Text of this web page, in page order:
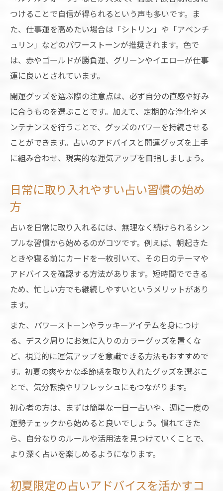
つけることで自信が得られるという声も多いです。ま
た、仕事運を高めたい場合は「シトリン」や「アベンチ
ュリン」などのパワーストーンが推奨されます。色で
は、赤やゴールドが勝負運、グリーンやイエローが仕事
運に良いとされています。
開運グッズを選ぶ際の注意点は、必ず自分の直感や好み
に合うものを選ぶことです。加えて、定期的な浄化やメ
ンテナンスを行うことで、グッズのパワーを持続させる
ことができます。占いのアドバイスと開運グッズを上手
に組み合わせ、現実的な運気アップを目指しましょう。
日常に取り入れやすい占い習慣の始め
方
占いを日常に取り入れるには、無理なく続けられるシン
プルな習慣から始めるのがコツです。例えば、朝起きた
ときや寝る前にカードを一枚引いて、その日のテーマや
アドバイスを確認する方法があります。短時間でできる
ため、忙しい方でも継続しやすいというメリットがあり
ます。
また、パワーストーンやラッキーアイテムを身につけ
る、デスク周りにお気に入りのカラーグッズを置くな
ど、視覚的に運気アップを意識できる方法もおすすめで
す。初夏の爽やかな季節感を取り入れたグッズを選ぶこ
とで、気分転換やリフレッシュにもつながります。
初心者の方は、まずは簡単な一日一占いや、週に一度の
運勢チェックから始めると良いでしょう。慣れてきた
ら、自分なりのルールや活用法を見つけていくことで、
より深く占いを楽しめるようになります。
初夏限定の占いアドバイスを活かすコ